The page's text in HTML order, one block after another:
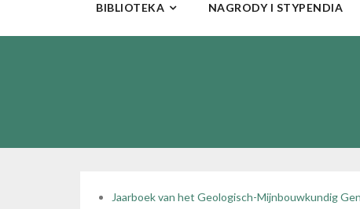
BIBLIOTEKA NAGRODY I STYPENDIA
Jaarboek van het Geologisch-Mijnbouwkundig